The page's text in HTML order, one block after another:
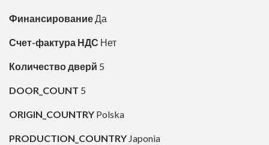
ФинансированиеДа
Счет-фактура НДС Нет
Количество дверй 5
DOOR_COUNT 5
ORIGIN_COUNTRY Polska
PRODUCTION_COUNTRY Japonia